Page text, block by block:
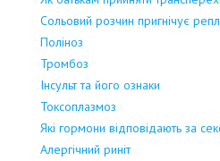
Сольовий розчин пригнічує
Поліноз
Тромбоз
Інсульт та його ознаки
Токсоплазмоз
Які гормони відповідають за
Алергічний риніт